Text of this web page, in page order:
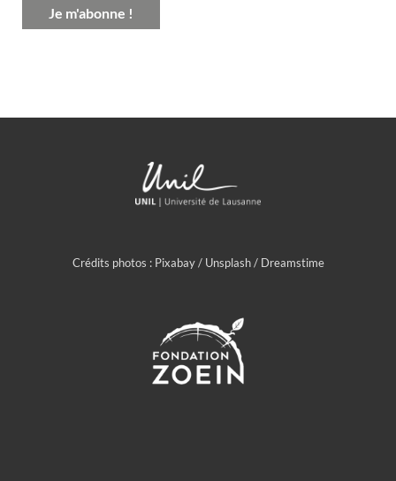
Je m'abonne !
Crédits photos : Pixabay / Unsplash / Dreamstime